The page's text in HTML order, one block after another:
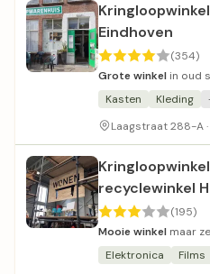
Eindhoven
(354)
Grote winkel in oud
en vriendelijk
Kasten Kleding
recyclewinkel
(195)
Mooie winkel maar
goederen.
Elektronica Films